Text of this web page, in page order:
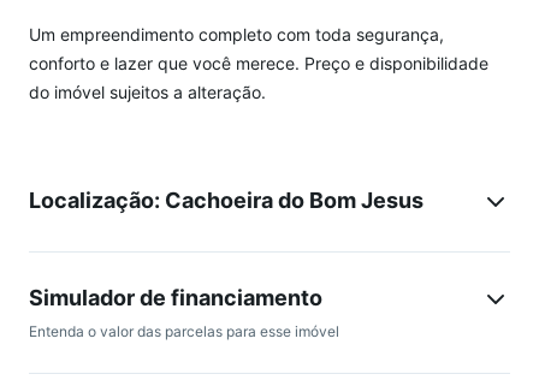
Um empreendimento completo com toda segurança,
conforto e lazer que você merece. Preço e disponibilidade
do imóvel sujeitos a alteração.
Localização: Cachoeira do Bom Jesus
Simulador de financiamento
Entenda o valor das parcelas para esse imóvel